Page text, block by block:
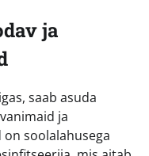
ja
saab asuda
ja
soolalahusega